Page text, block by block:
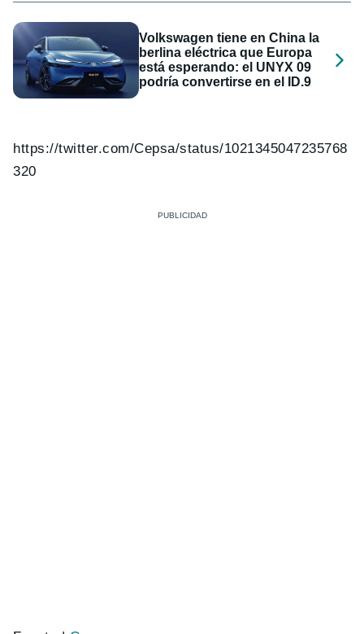
Volkswagen tiene en China la
berlina eléctrica que Europa
está esperando: el UNYX 09
podría convertirse en el ID.9
https://twitter.com/Cepsa/status/1021345047235768
320